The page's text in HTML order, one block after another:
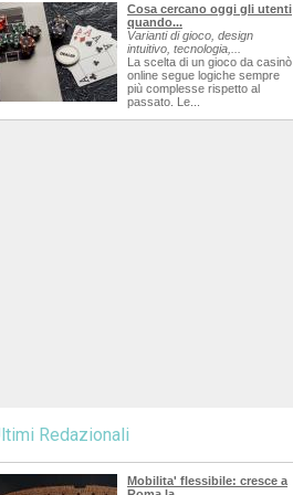
Cosa cercano oggi gli utenti
quando...
Varianti di gioco, design
intuitivo, tecnologia,...
La scelta di un gioco da casinò
online segue logiche sempre
più complesse rispetto al
passato. Le...
Redazionali
Mobilita' flessibile: cresce a